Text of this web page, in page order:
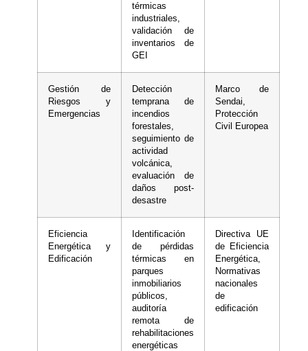
térmicas
industriales,
validación de
inventarios de
GEI
Gestión de
Riesgos y
Emergencias
Detección
temprana de
incendios
forestales,
seguimiento de
actividad
volcánica,
evaluación de
daños post-
desastre
Marco de
Sendai,
Protección
Civil Europea
Eficiencia
Energética y
Edificación
Identificación
de pérdidas
térmicas en
parques
inmobiliarios
públicos,
auditoría
remota de
rehabilitaciones
energéticas
Directiva UE
de Eficiencia
Energética,
Normativas
nacionales
de
edificación